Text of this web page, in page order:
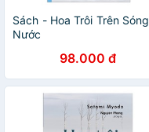
Sách - Hoa Trôi Trên Sóng
Nước
98.000 đ